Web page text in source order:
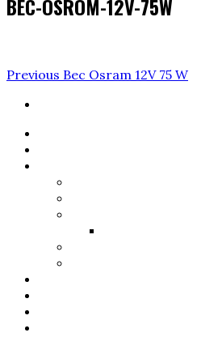
BEC-OSROM-12V-75W
Navigare
articole
Previous
Previous Bec Osram 12V 75 W